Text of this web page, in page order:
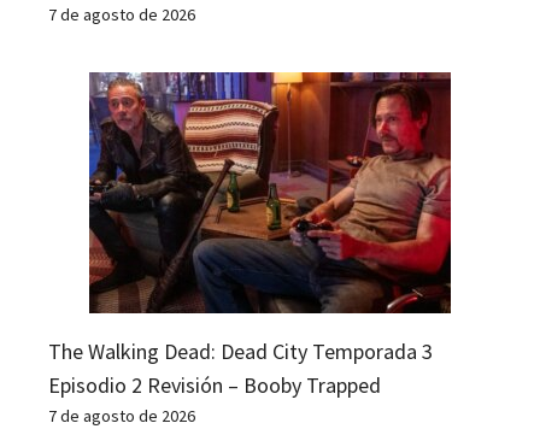
7 de agosto de 2026
The Walking Dead: Dead City Temporada 3
Episodio 2 Revisión – Booby Trapped
7 de agosto de 2026